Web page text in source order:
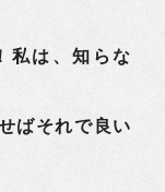
私は、知らな
ばそれで良い